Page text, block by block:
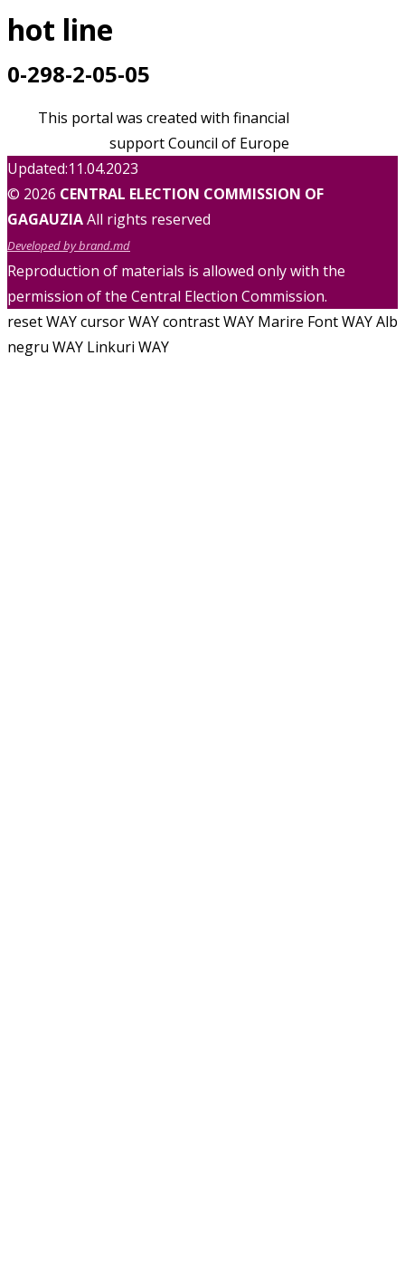
hot line
0-298-2-05-05
This portal was created with financial
support Council of Europe
Updated:11.04.2023
© 2026 CENTRAL ELECTION COMMISSION OF
GAGAUZIAAll rights reserved
Developed by brand.md
Reproduction of materials is allowed only with the
permission of the Central Election Commission.
reset WAYcursor WAYcontrast WAY Marire Font WAYAlb
negru WAY Linkuri WAY